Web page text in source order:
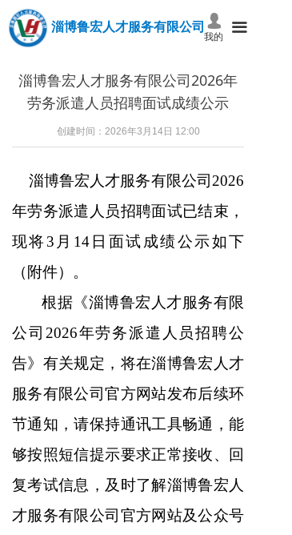
淄博鲁宏人才服务有限公司 끀
넙
我的
淄博鲁宏人才服务有限公司2026年
劳务派遣人员招聘面试成绩公示
创建时间： 2026年3月14日 12:00
淄博鲁宏人才服务有限公司2026
年劳务派遣人员招聘面试已结束，
现将3月14日面试成绩公示如下
（附件）。
根据《淄博鲁宏人才服务有限
公司2026年劳务派遣人员招聘公
告》有关规定，将在淄博鲁宏人才
服务有限公司官方网站发布后续环
节通知，请保持通讯工具畅通，能
够按照短信提示要求正常接收、回
复考试信息，及时了解淄博鲁宏人
才服务有限公司官方网站及公众号